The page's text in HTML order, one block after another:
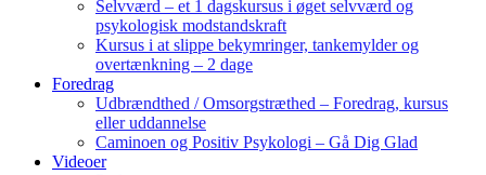
Selvværd – et 1 dagskursus i øget selvværd og
psykologisk modstandskraft
Kursus i at slippe bekymringer, tankemylder og
overtænkning – 2 dage
Foredrag
Udbrændthed / Omsorgstræthed – Foredrag, kursus
eller uddannelse
Caminoen og Positiv Psykologi – Gå Dig Glad
Videoer